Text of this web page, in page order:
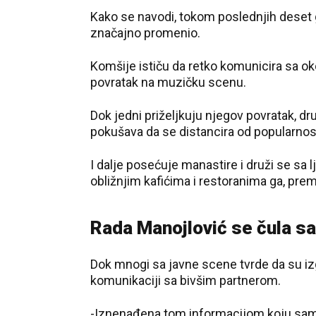
Kako se navodi, tokom poslednjih
značajno promenio.
Komšije ističu da retko komunicira sa
povratak na muzičku scenu.
Dok jedni priželjkuju njegov povratak,
pokušava da se distancira od
I dalje posećuje manastire i druži se sa
obližnjim kafićima i restoranima ga,
Rada Manojlović se čula
Dok mnogi sa javne scene tvrde da su
komunikaciji sa bivšim partnerom.